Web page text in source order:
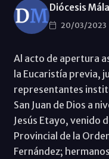
Diócesis
20/03/2023
Al acto de apertura
la Eucaristía previa,
representantes
San Juan de Dios a
Jesús Etayo, venido
Provincial de la
Fernández;